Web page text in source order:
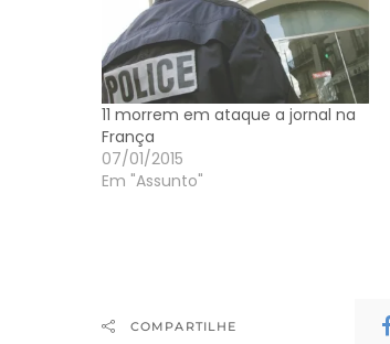
11 morrem em ataque a jornal na
França
07/01/2015
Em "Assunto"
COMPARTILHE